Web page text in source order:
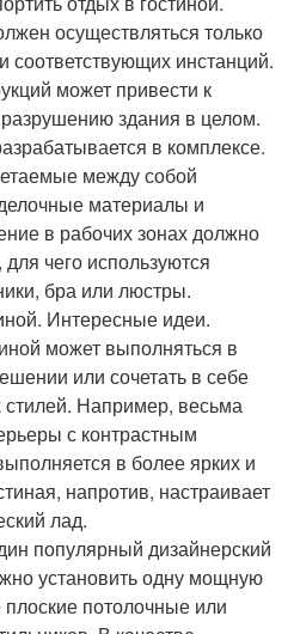
осуществляться только
соответствующих инстанций.
может привести к
здания в целом.
в комплексе.
между собой
материалы и
в рабочих зонах должно
чего используются
бра или люстры.
Интересные идеи.
может выполняться в
или сочетать в себе
Например, весьма
с контрастным
в более ярких и
напротив, настраивает
лад.
популярный дизайнерский
установить одну мощную
потолочные или